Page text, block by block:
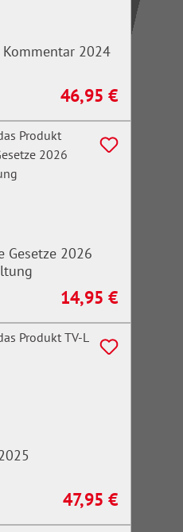
2024
Regulärer Preis:
46,95 €
Gesetze 2026
Regulärer Preis:
14,95 €
Regulärer Preis:
47,95 €